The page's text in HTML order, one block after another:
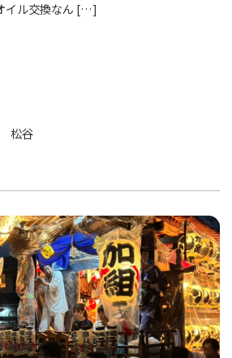
イル交換なん […]
松谷